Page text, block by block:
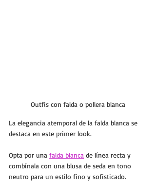
Outfis con falda o pollera blanca
La elegancia atemporal de la falda blanca se
destaca en este primer look.
Opta por una falda blanca de línea recta y
combínala con una blusa de seda en tono
neutro para un estilo fino y sofisticado.